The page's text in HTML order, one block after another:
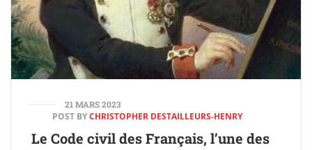
21 MARS 2023
POST BYCHRISTOPHER DESTAILLEURS-HENRY
Le Code civil des Français, l’une des